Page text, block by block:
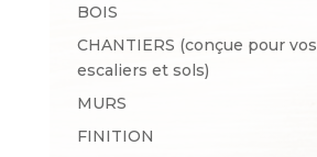
BOIS
CHANTIERS (conçue pour
escaliers et sols)
MURS
FINITION